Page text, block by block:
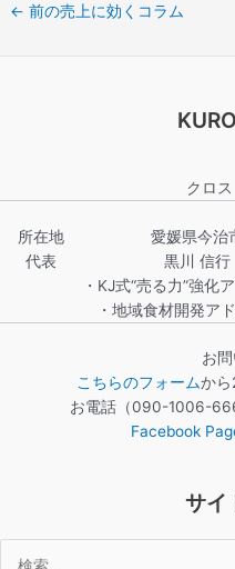
← 前の売上に効くコラム
クロ
所在地
代表
愛媛県今治
黒川 信行
・KJ式“売る力”強化
・地域食材開発ア
お
こちらのフォームから
お電話（090-1006-
Facebook
サイ